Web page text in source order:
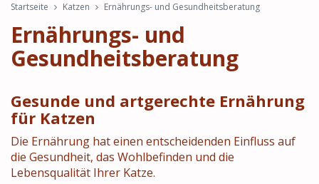
Startseite Katzen Ernährungs- und Gesundheitsberatung
Ernährungs- und
Gesundheitsberatung
Gesunde und artgerechte Ernährung
für Katzen
Die Ernährung hat einen entscheidenden Einfluss auf
die Gesundheit, das Wohlbefinden und die
Lebensqualität Ihrer Katze.